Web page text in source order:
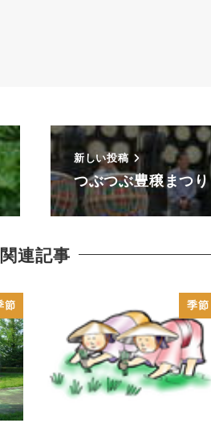
新しい投稿
つぶつぶ豊穣まつり
関連記事
節 季節